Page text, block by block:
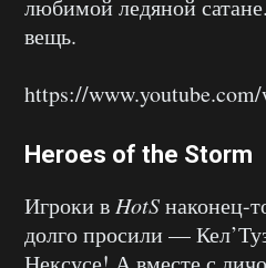
любимой ледяной
вещь.
https://
Heroes of the Storm
Игроки вHotSнаконец-
долго просили —